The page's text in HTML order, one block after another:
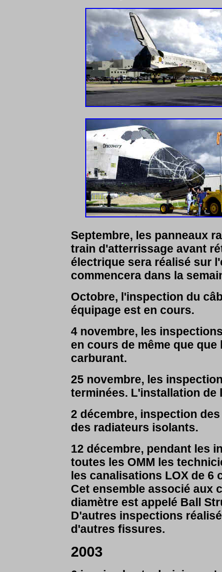
Septembre, les panneaux
train d'atterrissage avant
électrique sera réalisé sur
commencera dans la
Octobre, l'inspection du
équipage est en cours.
4 novembre, les
en cours de même que
carburant.
25 novembre, les
terminées. L'installation de
2 décembre, inspection
des radiateurs isolants.
12 décembre, pendant les
toutes les OMM les
les canalisations LOX de 6
Cet ensemble associé aux
diamètre est appelé Ball
D'autres inspections
d'autres fissures.
2003